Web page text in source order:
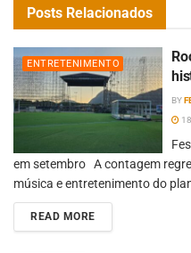
Posts Relacionados
ENTRETENIMENTO
BY
em setembro A contagem
música e entretenimento do
READ MORE